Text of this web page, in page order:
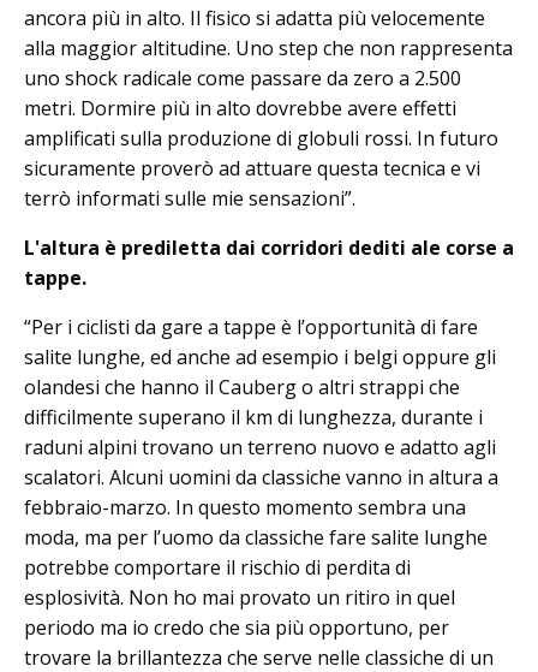
ancora più in alto. Il fisico si adatta più velocemente
alla maggior altitudine. Uno step che non rappresenta
uno shock radicale come passare da zero a 2.500
metri. Dormire più in alto dovrebbe avere effetti
amplificati sulla produzione di globuli rossi. In futuro
sicuramente proverò ad attuare questa tecnica e vi
terrò informati sulle mie sensazioni”.
L'altura è prediletta dai corridori dediti ale corse a
tappe.
“Per i ciclisti da gare a tappe è l’opportunità di fare
salite lunghe, ed anche ad esempio i belgi oppure gli
olandesi che hanno il Cauberg o altri strappi che
difficilmente superano il km di lunghezza, durante i
raduni alpini trovano un terreno nuovo e adatto agli
scalatori. Alcuni uomini da classiche vanno in altura a
febbraio-marzo. In questo momento sembra una
moda, ma per l’uomo da classiche fare salite lunghe
potrebbe comportare il rischio di perdita di
esplosività. Non ho mai provato un ritiro in quel
periodo ma io credo che sia più opportuno, per
trovare la brillantezza che serve nelle classiche di un